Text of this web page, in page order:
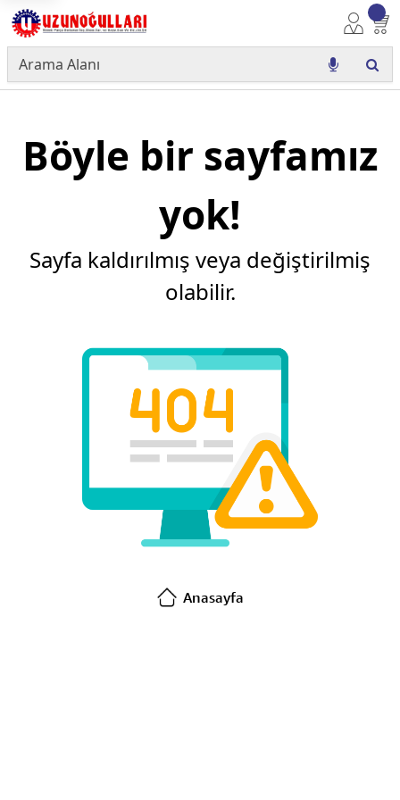
Böyle bir sayfamız
yok!
Sayfa kaldırılmış veya değiştirilmiş
olabilir.
Anasayfa